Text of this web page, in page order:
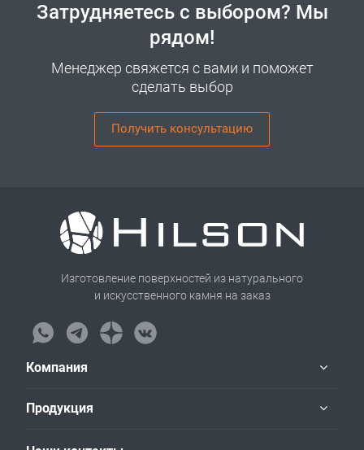
Затрудняетесь с выбором? Мы
рядом!
Менеджер свяжется с вами и поможет
сделать выбор
Получить консультацию
Изготовление поверхностей из натурального
и искусственного камня на заказ
Компания
Продукция